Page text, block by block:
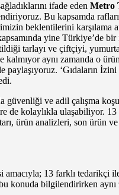
ifade eden Metro
Bu kapsamda
beklentilerini karşılama
yine
tarlayı ve çiftçiyi,
aynı zamanda o
‘Gıdaların
ve adil çalışma
kolaylıkla ulaşabiliyor.
ürün analizleri, son
13 farklı
konuda bilgilendirirken